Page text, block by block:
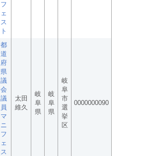
フ
ェ
ス
ト
都
道
府
県
議
会
議
員
マ
ニ
フ
ェ
ス
太田
維久
岐
阜
県
岐
阜
県
岐
阜
市
選
挙
区
0000000090